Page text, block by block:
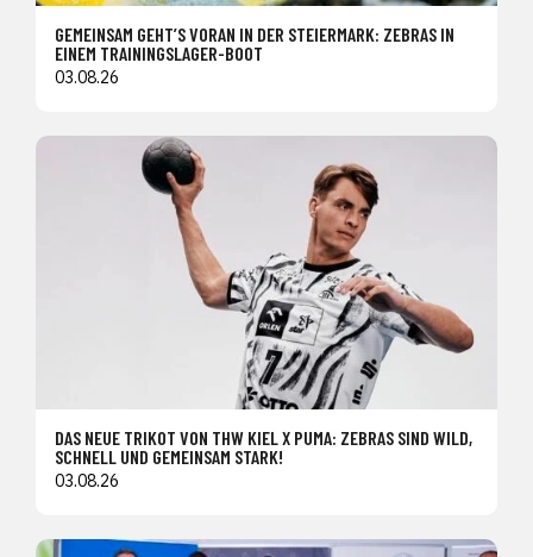
GEMEINSAM GEHT’S VORAN IN DER STEIERMARK: ZEBRAS IN
EINEM TRAININGSLAGER-BOOT
03.08.26
DAS NEUE TRIKOT VON THW KIEL X PUMA: ZEBRAS SIND WILD,
SCHNELL UND GEMEINSAM STARK!
03.08.26